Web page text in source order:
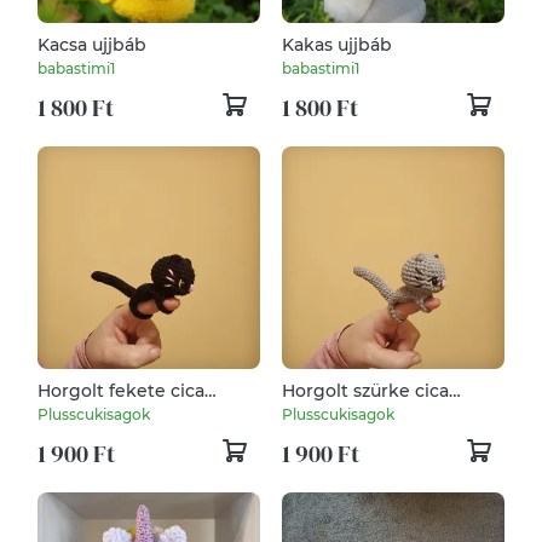
Kacsa ujjbáb
babastimi1
1 800 Ft
Kakas ujjbáb
babastimi1
1 800 Ft
Horgolt fekete cica
ujjbáb
Plusscukisagok
1 900 Ft
Horgolt szürke cica
ujjbáb
Plusscukisagok
1 900 Ft